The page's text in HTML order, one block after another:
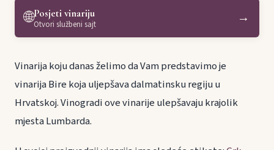
🌐Posjeti vinariju
Otvori službeni sajt →
Vinarija koju danas želimo da Vam predstavimo je
vinarija Bire koja uljepšava dalmatinsku regiju u
Hrvatskoj. Vinogradi ove vinarije ulepšavaju krajolik
mjesta Lumbarda.